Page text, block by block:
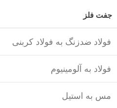
جفت فلز
فولاد ضدزنگ به فولاد کربنی
فولاد به آلومینیوم
مس به استیل